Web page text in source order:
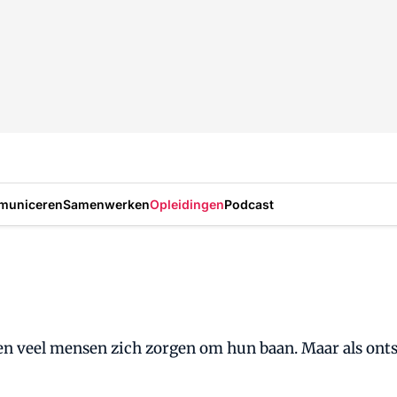
SamenwerkenOpleidingenPodcast
veel mensen zich zorgen om hun baan. Maar als